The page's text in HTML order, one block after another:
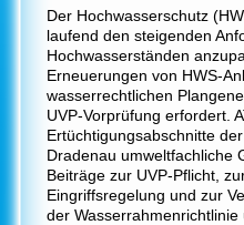
Der Hochwasserschutz
laufend den steigenden
Hochwasserständen
Erneuerungen von HWS-
wasserrechtlichen
UVP-Vorprüfung erfordert.
Ertüchtigungsabschnitte
Dradenau umweltfachliche
Beiträge zur UVP-Pflicht,
Eingriffsregelung und zur
der Wasserrahmenrichtlinie